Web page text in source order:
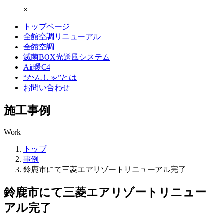
×
トップページ
全館空調リニューアル
全館空調
滅菌BOX光送風システム
Air暖C4
“かんしゃ”とは
お問い合わせ
施工事例
Work
トップ
事例
鈴鹿市にて三菱エアリゾートリニューアル完了
鈴鹿市にて三菱エアリゾートリニュー
アル完了